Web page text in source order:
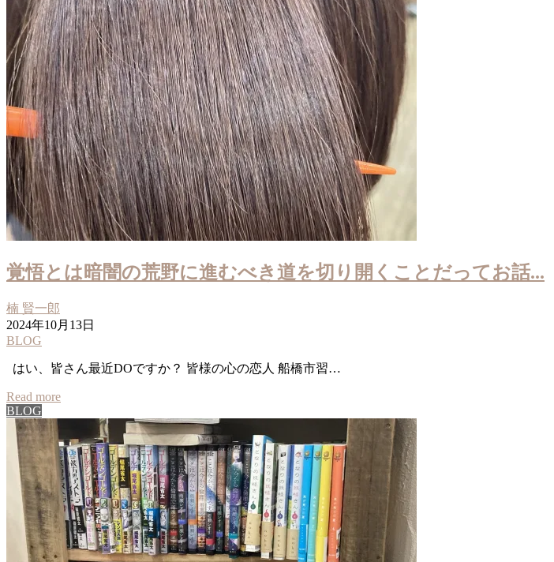
覚悟とは暗闇の荒野に進むべき道を切り開くことだってお話...
楠 賢一郎
2024年10月13日
BLOG
はい、皆さん最近DOですか？ 皆様の心の恋人 船橋市習…
Read more
BLOG